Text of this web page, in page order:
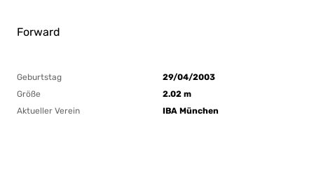
Forward
Geburtstag
29/04/2003
Größe
2.02 m
Aktueller Verein
IBA München